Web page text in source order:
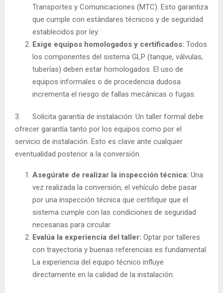
Transportes y Comunicaciones (MTC). Esto garantiza
que cumple con estándares técnicos y de seguridad
establecidos por ley.
Exige equipos homologados y certificados: Todos
los componentes del sistema GLP (tanque, válvulas,
tuberías) deben estar homologados. El uso de
equipos informales o de procedencia dudosa
incrementa el riesgo de fallas mecánicas o fugas.
3. Solicita garantía de instalación: Un taller formal debe
ofrecer garantía tanto por los equipos como por el
servicio de instalación. Esto es clave ante cualquier
eventualidad posterior a la conversión.
Asegúrate de realizar la inspección técnica: Una
vez realizada la conversión, el vehículo debe pasar
por una inspección técnica que certifique que el
sistema cumple con las condiciones de seguridad
necesarias para circular.
Evalúa la experiencia del taller: Optar por talleres
con trayectoria y buenas referencias es fundamental.
La experiencia del equipo técnico influye
directamente en la calidad de la instalación.